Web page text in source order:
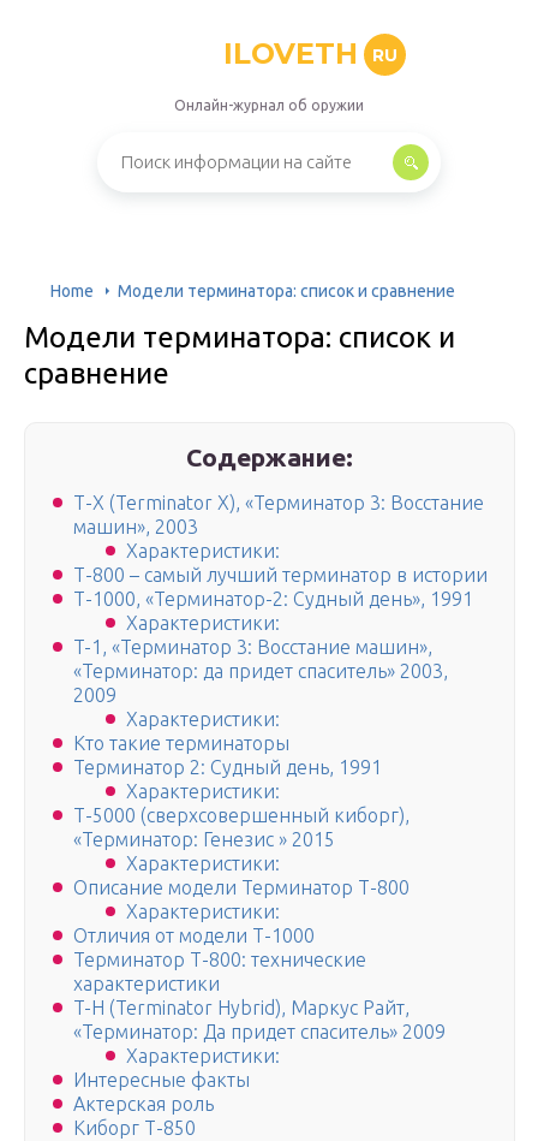
ILOVETH RU
Онлайн-журнал об оружии
Home Модели терминатора: список и сравнение
Модели терминатора: список и
сравнение
Содержание:
Т-Х (Terminator X), «Терминатор 3: Восстание
машин», 2003
Характеристики:
Т-800 – самый лучший терминатор в истории
Т-1000, «Терминатор-2: Судный день», 1991
Характеристики:
T-1, «Терминатор 3: Восстание машин»,
«Терминатор: да придет спаситель» 2003,
2009
Характеристики:
Кто такие терминаторы
Терминатор 2: Судный день, 1991
Характеристики:
Т-5000 (сверхсовершенный киборг),
«Терминатор: Генезис » 2015
Характеристики:
Описание модели Терминатор Т-800
Характеристики:
Отличия от модели Т-1000
Терминатор Т-800: технические
характеристики
T-H (Terminator Hybrid), Маркус Райт,
«Терминатор: Да придет спаситель» 2009
Характеристики:
Интересные факты
Актерская роль
Киборг Т-850